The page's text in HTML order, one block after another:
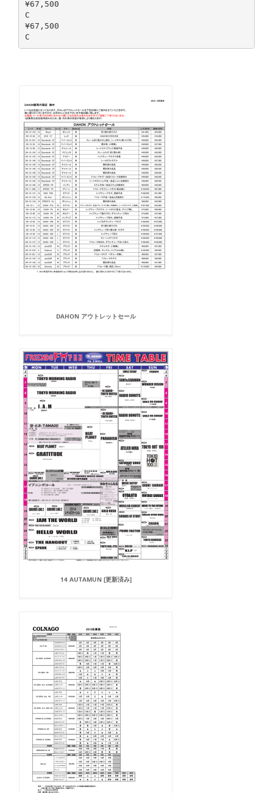
¥67,500
C
¥67,500
DAHON アウトレットセール
14 AUTAMUN [更新済み]